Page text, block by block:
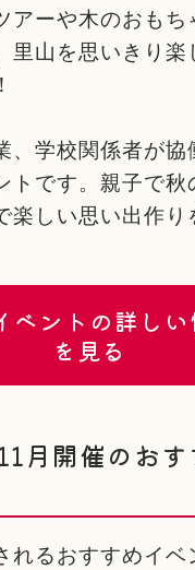
アーや木のおもち
里山を思いきり楽
、学校関係者が協
トです。親子で秋
楽しい思い出作り
ベントの詳しい
を見る
月開催のお
れるおすすめイベ